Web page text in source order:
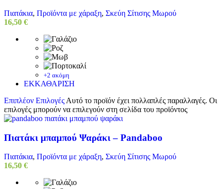
Πιατάκια, Προϊόντα με χάραξη, Σκεύη Σίτισης Μωρού
16,50 €
+2 ακόμη
ΕΚΚΑΘΑΡΙΣΗ
Επιπλέον Επιλογές Αυτό το προϊόν έχει πολλαπλές παραλλαγές. Οι
επιλογές μπορούν να επιλεγούν στη σελίδα του προϊόντος
Πιατάκι μπαμπού Ψαράκι – Pandaboo
Πιατάκια, Προϊόντα με χάραξη, Σκεύη Σίτισης Μωρού
16,50 €